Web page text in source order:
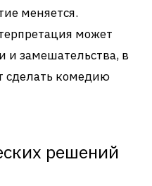
меняется.
может
и замешательства, в
сделать комедию
решений